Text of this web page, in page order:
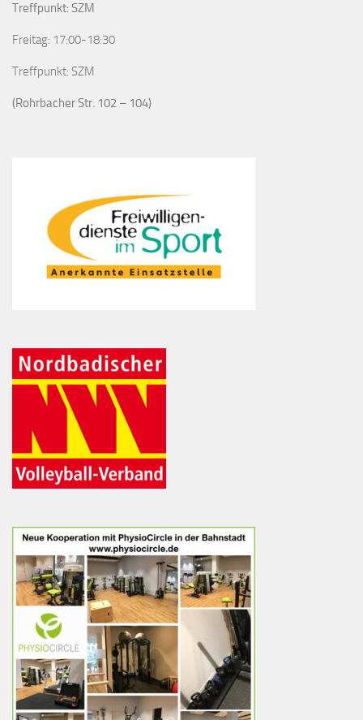
Treffpunkt: SZM
Freitag: 17:00-18:30
Treffpunkt: SZM
(Rohrbacher Str. 102 – 104)